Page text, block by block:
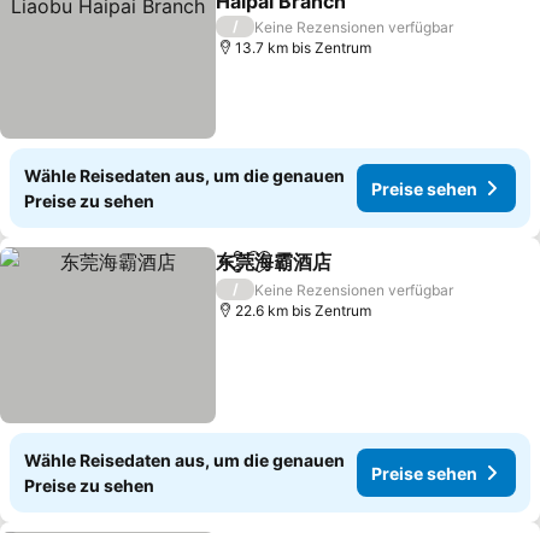
Preise sehen
/
Keine Rezensionen verfügbar
13.7 km bis Zentrum
Wähle Reisedaten aus, um die genauen
Preise zu sehen
Preise sehen
TeilenZu Favoriten hinzufügen
东莞海霸酒店
/
Keine Rezensionen verfügbar
22.6 km bis Zentrum
Wähle Reisedaten aus, um die genauen
Preise zu sehen
Preise sehen